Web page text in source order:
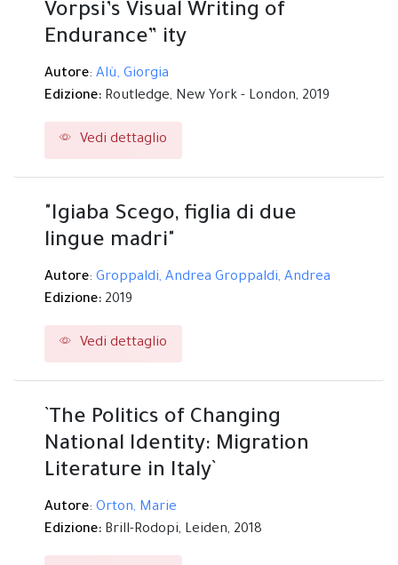
Vorpsi’s Visual Writing of
Endurance” ity
Autore: Alù, Giorgia
Edizione: Routledge, New York - London, 2019
Vedi dettaglio
"Igiaba Scego, figlia di due
lingue madri"
Autore: Groppaldi, Andrea Groppaldi, Andrea
Edizione: 2019
Vedi dettaglio
`The Politics of Changing
National Identity: Migration
Literature in Italy`
Autore: Orton, Marie
Edizione: Brill-Rodopi, Leiden, 2018